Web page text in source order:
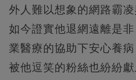
外人難以想象的網路霸凌
如今證實他退網遠離是
業醫療的協助下安心養
被他逗笑的粉絲也紛紛